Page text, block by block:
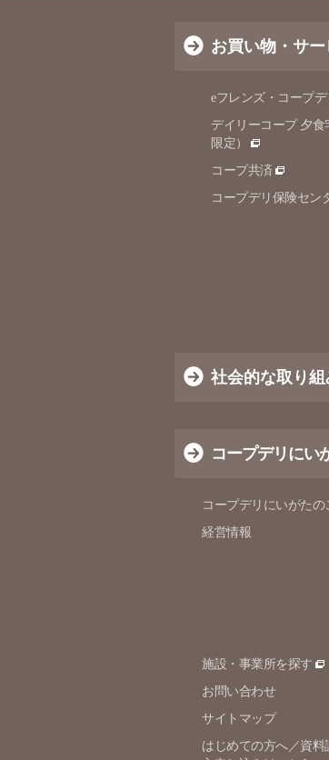
お買い物・サー
eフレンズ・コープ
デイリーコープ 夕食
限定）
コープ共済
コープデリ保険セン
社会的な取り組
コープデリにい
コープデリにいがたの
経営情報
施設・事業所を探す
お問い合わせ
サイトマップ
はじめての方へ／資料